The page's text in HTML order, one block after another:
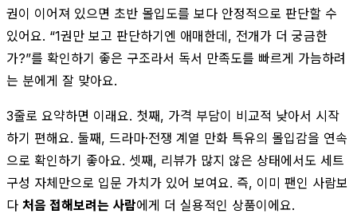
권이 이어져 있으면 초반 몰입도를 보다 안정적으로 판단할 수
있어요. “1권만 보고 판단하기엔 애매한데, 전개가 더 궁금한
가?”를 확인하기 좋은 구조라서 독서 만족도를 빠르게 가늠하려
는 분에게 잘 맞아요.
3줄로 요약하면 이래요. 첫째, 가격 부담이 비교적 낮아서 시작
하기 편해요. 둘째, 드라마·전쟁 계열 만화 특유의 몰입감을 연속
으로 확인하기 좋아요. 셋째, 리뷰가 많지 않은 상태에서도 세트
구성 자체만으로 입문 가치가 있어 보여요. 즉, 이미 팬인 사람보
다 처음 접해보려는 사람에게 더 실용적인 상품이에요.